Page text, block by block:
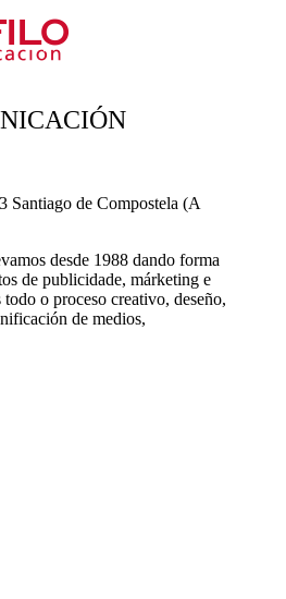
Santiago de Compostela (A
desde 1988 dando forma
de publicidade, márketing e
o proceso creativo, deseño,
de medios,